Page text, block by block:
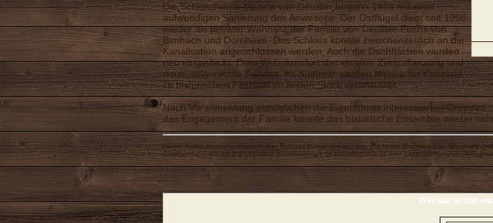
Die Schlossherrin Monica von Deuster begann 1986 mit einer
aufwendigen Sanierung des Anwesens. Der Ostflügel dient seit 1996
wieder als privater Wohnsitz der Familie von Deuster-Fuchs von
Bimbach und Dornheim. Das Schloss konnte zwischenzeitlich an die
Kanalisation angeschlossen werden, Auch die Dachflächen wurden
neu eingedeckt. Dem Wohnkomfort dienen eine Zentralheizung und
neue, stilgerechte Fenster. Im Sommer werden klassische Konzerte
im historischen Festsaal im ersten Stock veranstaltet.
Nach Voranmeldung ermöglichen die Eigentümer interessierten
das Engagement der Familie konnte das historische Ensemble wieder
Dieser Artikel basiert auf dem Artikel Schloss Burgpreppachaus der freien EnzyklopädieWikipediaund
Commons CC-BY-SA 3.0 Unported (Kurzfassung). In der Wikipedia ist eineListe der Autoren
Wer war schon